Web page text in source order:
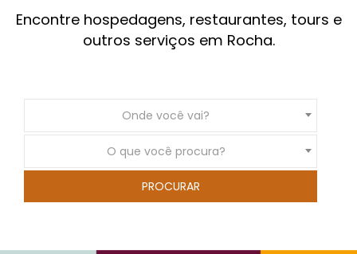
Encontre hospedagens, restaurantes, tours e
outros serviços em Rocha.
Onde você vai?
O que você procura?